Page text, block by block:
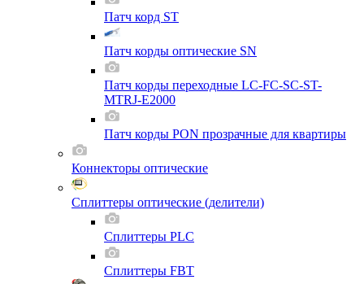
Патч корд ST
Патч корды оптические SN
Патч корды переходные LC-FC-SC-ST-
MTRJ-E2000
Патч корды PON прозрачные для квартиры
Коннекторы оптические
Сплиттеры оптические (делители)
Сплиттеры PLC
Сплиттеры FBT